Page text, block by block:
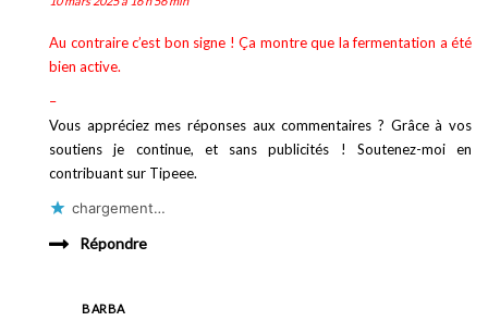
Au contraire c’est bon signe ! Ça montre que la fermentation a été
bien active.
–
Vous appréciez mes réponses aux commentaires ? Grâce à vos
soutiens je continue, et sans publicités ! Soutenez-moi en
contribuant sur Tipeee.
chargement…
Répondre
BARBA